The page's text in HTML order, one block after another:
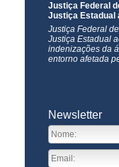
Justiça Federal
Justiça Estadual
Justiça Federal
Justiça Estadual
indenizações da
entorno afetada
Newsletter